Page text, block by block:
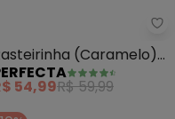
- Rasteirinha (Bege)
(Caramelo)
Detalhe de
54,99R$ 59,99